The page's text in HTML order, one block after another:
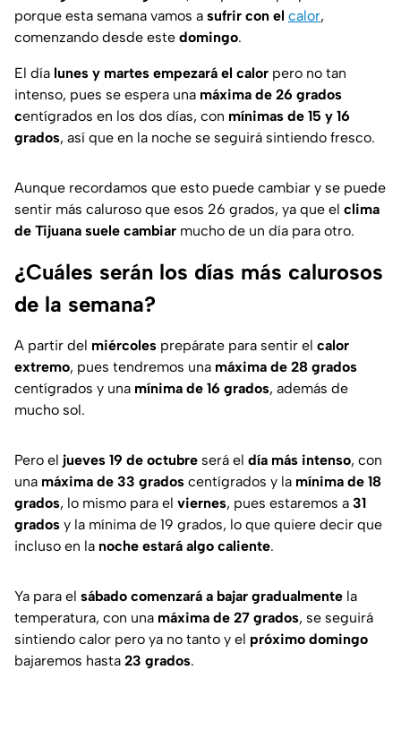
porque esta semana vamos a sufrir con el calor,
comenzando desde este domingo.
El día lunes y martes empezará el calor pero no tan
intenso, pues se espera una máxima de 26 grados
centígrados en los dos días, con mínimas de 15 y 16
grados, así que en la noche se seguirá sintiendo fresco.
Aunque recordamos que esto puede cambiar y se puede
sentir más caluroso que esos 26 grados, ya que el clima
de Tijuana suele cambiar mucho de un día para otro.
¿Cuáles serán los días más calurosos
de la semana?
A partir del miércoles prepárate para sentir el calor
extremo, pues tendremos una máxima de 28 grados
centígrados y una mínima de 16 grados, además de
mucho sol.
Pero el jueves 19 de octubre será el día más intenso, con
una máxima de 33 grados centígrados y la mínima de 18
grados, lo mismo para el viernes, pues estaremos a 31
grados y la mínima de 19 grados, lo que quiere decir que
incluso en la noche estará algo caliente.
Ya para el sábado comenzará a bajar gradualmente la
temperatura, con una máxima de 27 grados, se seguirá
sintiendo calor pero ya no tanto y el próximo domingo
bajaremos hasta 23 grados.